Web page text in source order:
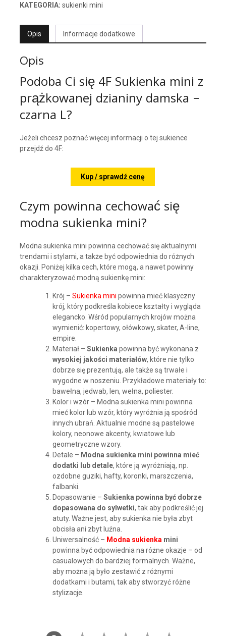
KATEGORIA: sukienki mini
Opis Informacje dodatkowe
Opis
Podoba Ci się 4F Sukienka mini z
prążkowanej dzianiny damska –
czarna L?
Jeżeli chcesz poznać więcej informacji o tej sukience
przejdź do 4F:
Kup / sprawdź cenę
Czym powinna cechować się
modna sukienka mini?
Modna sukienka mini powinna cechować się aktualnymi
trendami i stylami, a także być odpowiednia do różnych
okazji. Poniżej kilka cech, które mogą, a nawet powinny
charakteryzować modną sukienkę mini:
Krój – Sukienka mini powinna mieć klasyczny
krój, który podkreśla kobiece kształty i wygląda
elegancko. Wśród popularnych krojów można
wymienić: kopertowy, ołówkowy, skater, A-line,
empire.
Materiał – Sukienka powinna być wykonana z
wysokiej jakości materiałów, które nie tylko
dobrze się prezentują, ale także są trwałe i
wygodne w noszeniu. Przykładowe materiały to:
bawełna, jedwab, len, wełna, poliester.
Kolor i wzór – Modna sukienka mini powinna
mieć kolor lub wzór, który wyróżnia ją spośród
innych ubrań. Aktualnie modne są pastelowe
kolory, neonowe akcenty, kwiatowe lub
geometryczne wzory.
Detale – Modna sukienka mini powinna mieć
dodatki lub detale, które ją wyróżniają, np.
ozdobne guziki, hafty, koronki, marszczenia,
falbanki.
Dopasowanie – Sukienka powinna być dobrze
dopasowana do sylwetki, tak aby podkreślić jej
atuty. Ważne jest, aby sukienka nie była zbyt
obcisła ani zbyt luźna.
Uniwersalność – Modna sukienkamini
powinna być odpowiednia na różne okazje – od
casualowych do bardziej formalnych. Ważne,
aby można ją było zestawić z różnymi
dodatkami i butami, tak aby stworzyć różne
stylizacje.